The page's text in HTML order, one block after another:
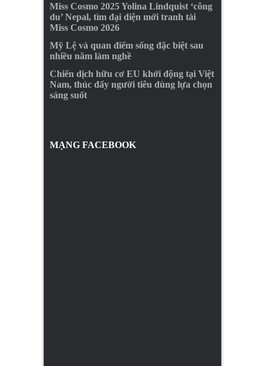
Miss Cosmo 2025 Yolina Lindquist ‘công
du’ Nepal, tìm đại diện mới tranh tài
Miss Cosmo 2026
Mỹ Lệ và quan điểm sống đặc biệt sau
nhiều năm làm nghề
Chiến dịch hữu cơ EU khởi động tại Việt
Nam, thúc đẩy người tiêu dùng lựa chọn
sáng suốt
MẠNG FACEBOOK